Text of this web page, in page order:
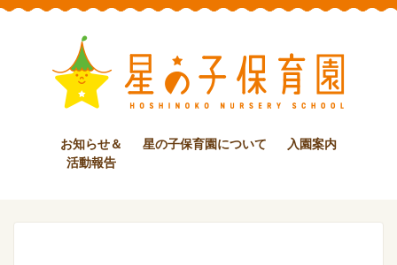
お知らせ＆
活動報告
星の子保育園について 入園案内